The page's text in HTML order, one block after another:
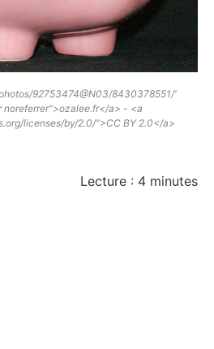
92753474@N03/8430378551/'
noreferrer">ozalee.fr</a> - <a
licenses/by/2.0/">CC BY 2.0</a>
Lecture : 4 minutes